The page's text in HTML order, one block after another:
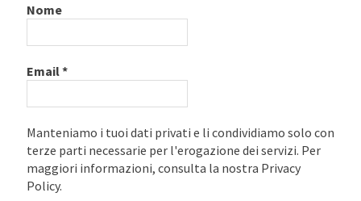
Nome
Email*
Manteniamo i tuoi dati privati e li condividiamo solo con
terze parti necessarie per l'erogazione dei servizi. Per
maggiori informazioni, consulta la nostra Privacy
Policy.